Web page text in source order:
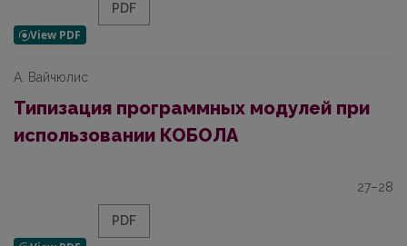
PDF
А. Вайчюлис
Типизация программных модулей при
использовании КОБОЛА
27–28
PDF